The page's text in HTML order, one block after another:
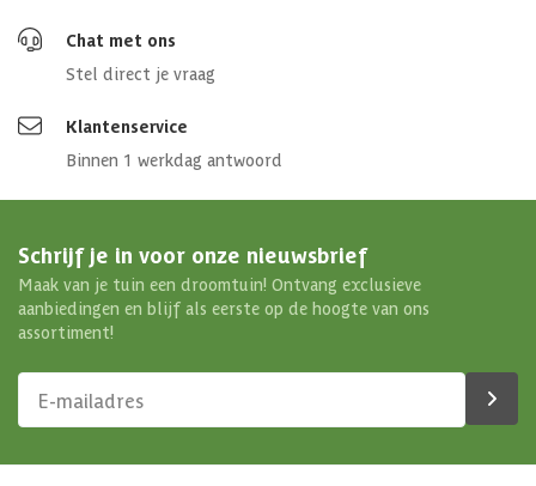
Chat met ons
Stel direct je vraag
Klantenservice
Binnen 1 werkdag antwoord
Schrijf je in voor onze nieuwsbrief
Maak van je tuin een droomtuin! Ontvang exclusieve
aanbiedingen en blijf als eerste op de hoogte van ons
assortiment!